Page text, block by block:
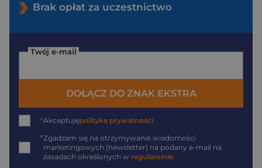
Brak opłat za uczestnictwo
Twój e-mail
DOŁĄCZ DO ZNAK EKSTRA
*Akceptujępolitykę prywatności
*Zgadzam się na otrzymywanie wiadomości
marketingowych (newsletter) na podany e-mail na
zasadach określonych w regulaminie